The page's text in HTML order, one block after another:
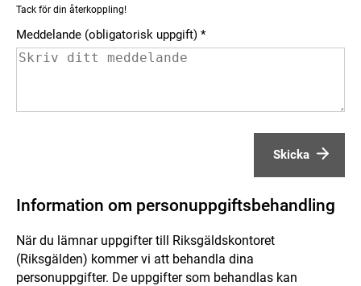
Tack för din återkoppling!
Meddelande (obligatorisk uppgift)
Skicka
Information om personuppgiftsbehandling
När du lämnar uppgifter till Riksgäldskontoret
(Riksgälden) kommer vi att behandla dina
personuppgifter. De uppgifter som behandlas kan